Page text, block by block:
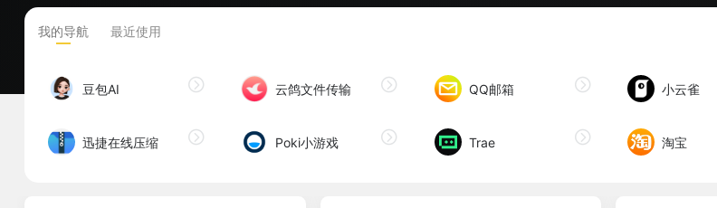
我的导航 最近使用
豆包AI 云鸽文件传输 QQ邮箱 小云雀
迅捷在线压缩 Poki小游戏 Trae 淘宝